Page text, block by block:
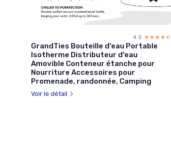
4.5 ☆☆☆☆☆
★★★★★
GrandTies Bouteille d'eau Portable
Isotherme Distributeur d'eau
Amovible Conteneur étanche pour
Nourriture Accessoires pour
Promenade, randonnée, Camping
Voir le détail